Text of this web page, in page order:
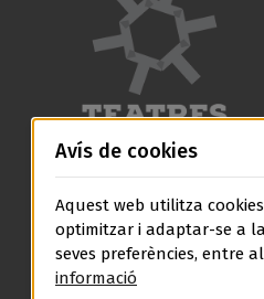
Avís de cookies
Aquest web utilitza
optimitzar i adaptar-se a
seves preferències, entre
informació